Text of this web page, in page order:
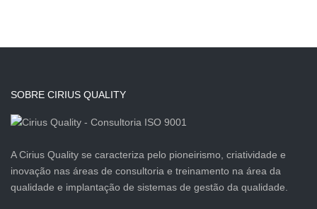
SOBRE CIRIUS QUALITY
A Cirius Quality se caracteriza pelo pioneirismo, criatividade e
inovação nas áreas de consultoria e treinamento na área da
qualidade e implantação de sistemas de gestão da qualidade.